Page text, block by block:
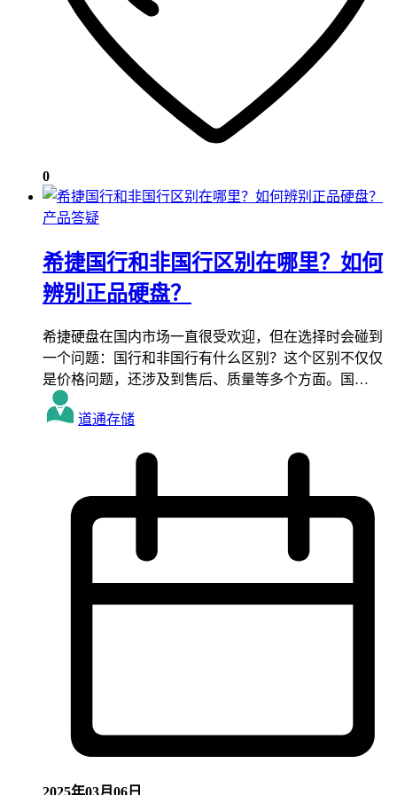
0
产品答疑
希捷国行和非国行区别在哪里？如何
辨别正品硬盘？
希捷硬盘在国内市场一直很受欢迎，但在选择时会碰到
一个问题：国行和非国行有什么区别？这个区别不仅仅
是价格问题，还涉及到售后、质量等多个方面。国…
道通存储
2025年03月06日